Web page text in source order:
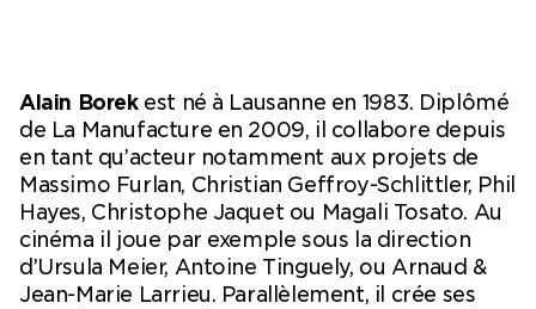
Alain Borekest né à Lausanne en 1983. Diplômé
de La Manufacture en 2009, il collabore depuis
en tant qu’acteur notamment aux projets de
Massimo Furlan, Christian Geffroy-Schlittler, Phil
Hayes, Christophe Jaquet ou Magali Tosato. Au
cinéma il joue par exemple sous la direction
d’Ursula Meier, Antoine Tinguely, ou Arnaud &
Jean-Marie Larrieu. Parallèlement, il crée ses